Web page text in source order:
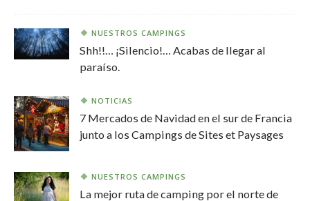
NUESTROS CAMPINGS
Shh!!… ¡Silencio!… Acabas de llegar al
paraíso.
NOTICIAS
7 Mercados de Navidad en el sur de Francia
junto a los Campings de Sites et Paysages
NUESTROS CAMPINGS
La mejor ruta de camping por el norte de